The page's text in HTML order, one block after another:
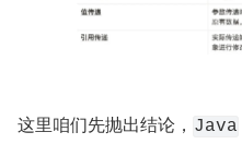
这里咱们先抛出结论， Java